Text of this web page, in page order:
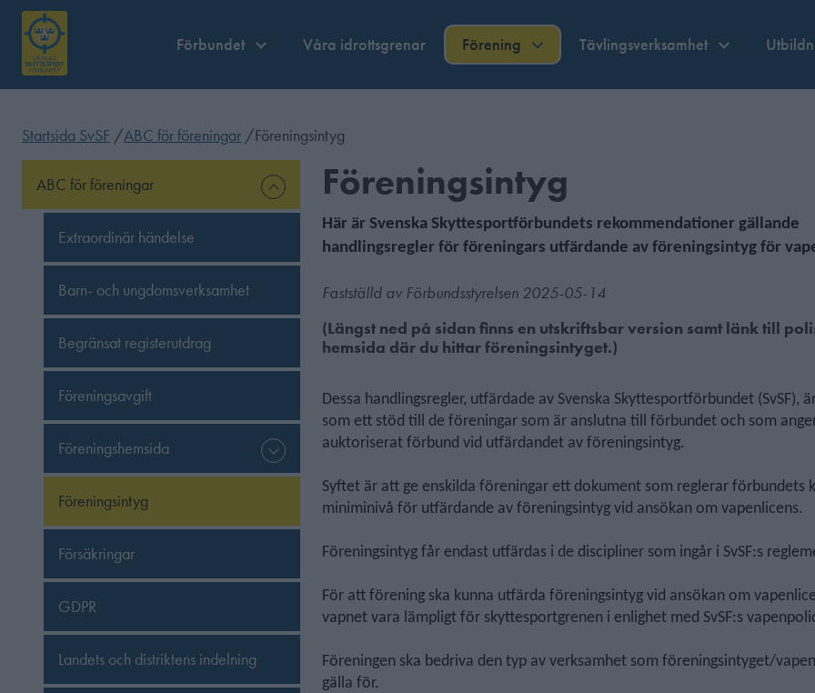
Förbundet Våra idrottsgrenar Förening Tävlingsverksamhet
Startsida SvSF /ABC för föreningar /Föreningsintyg
ABC för föreningar
Extraordinär händelse
Barn- och ungdomsverksamhet
Begränsat registerutdrag
Föreningsavgift
Föreningshemsida
Föreningsintyg
Försäkringar
GDPR
Landets och distriktens indelning
Föreningsintyg
Här är Svenska Skyttesportförbundets rekommendationer gällande
handlingsregler för föreningars utfärdande av föreningsintyg för
Fastställd av Förbundsstyrelsen 2025-05-14
(Längst ned på sidan finns en utskriftsbar version samt länk till
hemsida där du hittar föreningsintyget.)
Dessa handlingsregler, utfärdade av Svenska Skyttesportförbundet (SvSF),
som ett stöd till de föreningar som är anslutna till förbundet och som anger
auktoriserat förbund vid utfärdandet av föreningsintyg.
Syftet är att ge enskilda föreningar ett dokument som reglerar förbundets
miniminivå för utfärdande av föreningsintyg vid ansökan om vapenlicens.
Föreningsintyg får endast utfärdas i de discipliner som ingår i SvSF:s
För att förening ska kunna utfärda föreningsintyg vid ansökan om
vapnet vara lämpligt för skyttesportgrenen i enlighet med SvSF:s
Föreningen ska bedriva den typ av verksamhet som föreningsintyget/
gälla för.